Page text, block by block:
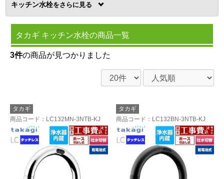
キッチン水栓を
タカギ キッチン水栓の商品一覧
3件の商品が見つかりました
タカギ
商品コード ：LC132MN-3NTB-KJ
タカギ
商品コード ：LC132BN-3NTB-KJ